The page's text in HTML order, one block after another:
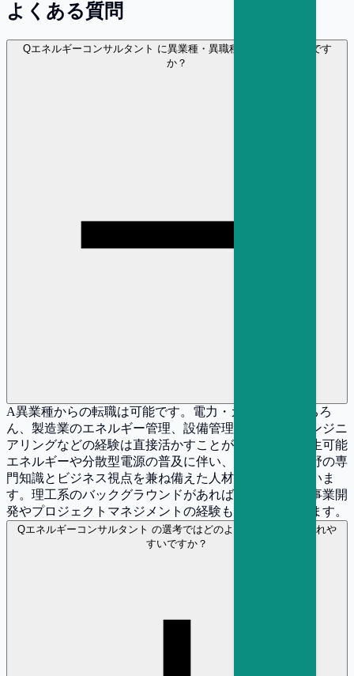
よくある質問
Qエネルギーコンサルタント に異業種・異職種から転職は可能です
か？
A異業種からの転職は可能です。電力・ガス業界はもちろ
ん、製造業のエネルギー管理、設備管理、プラントエンジニ
アリングなどの経験は直接活かすことができます。再生可能
エネルギーや分散型電源の普及に伴い、エネルギー分野の専
門知識とビジネス視点を兼ね備えた人材が求められていま
す。理工系のバックグラウンドがあれば有利ですが、事業開
発やプロジェクトマネジメントの経験も高く評価されます。
Qエネルギーコンサルタント の選考ではどのような経験が評価されや
すいですか？